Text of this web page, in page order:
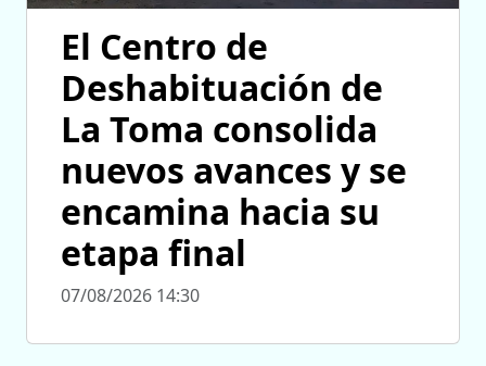
El Centro de
Deshabituación de
La Toma consolida
nuevos avances y se
encamina hacia su
etapa final
07/08/2026 14:30